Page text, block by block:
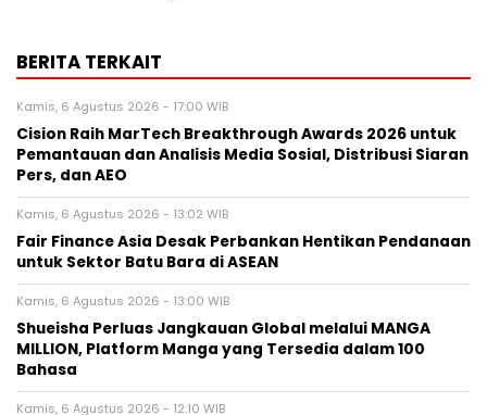
BERITA TERKAIT
Kamis, 6 Agustus 2026 - 17:00 WIB
Cision Raih MarTech Breakthrough Awards 2026 untuk
Pemantauan dan Analisis Media Sosial, Distribusi Siaran
Pers, dan AEO
Kamis, 6 Agustus 2026 - 13:02 WIB
Fair Finance Asia Desak Perbankan Hentikan Pendanaan
untuk Sektor Batu Bara di ASEAN
Kamis, 6 Agustus 2026 - 13:00 WIB
Shueisha Perluas Jangkauan Global melalui MANGA
MILLION, Platform Manga yang Tersedia dalam 100
Bahasa
Kamis, 6 Agustus 2026 - 12:10 WIB